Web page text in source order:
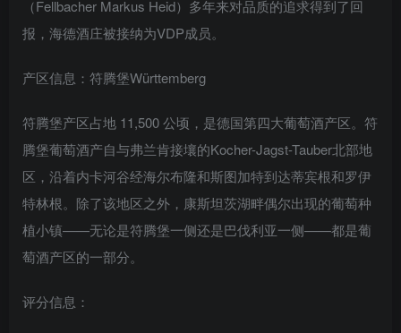
（Fellbacher Markus Heid）多年来对品质的追求得到了回
报，海德酒庄被接纳为VDP成员。
产区信息：符腾堡Württemberg
符腾堡产区占地 11,500 公顷，是德国第四大葡萄酒产区。符
腾堡葡萄酒产自与弗兰肯接壤的Kocher-Jagst-Tauber北部地
区，沿着内卡河谷经海尔布隆和斯图加特到达蒂宾根和罗伊
特林根。除了该地区之外，康斯坦茨湖畔偶尔出现的葡萄种
植小镇——无论是符腾堡一侧还是巴伐利亚一侧——都是葡
萄酒产区的一部分。
评分信息：